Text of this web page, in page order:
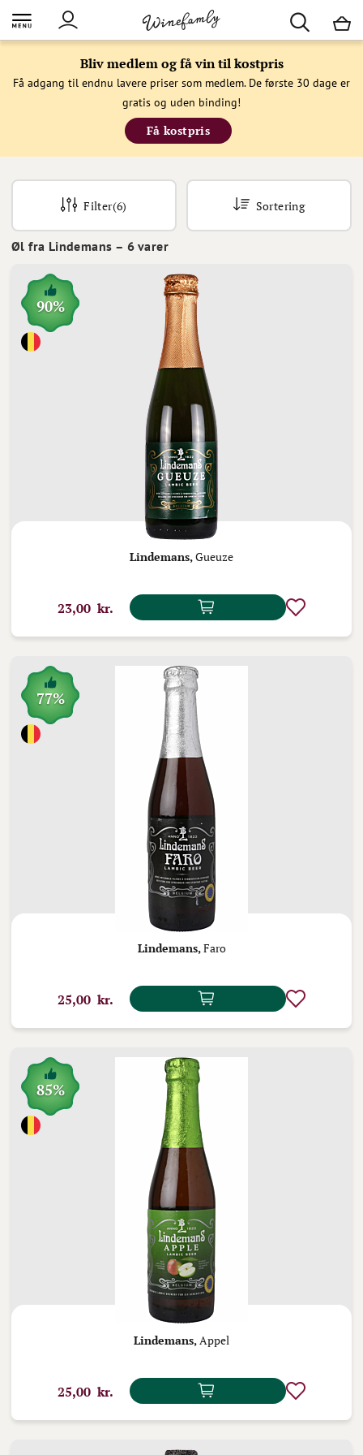
Bliv medlem og få vin til kostpris
Få adgang til endnu lavere priser som medlem. De første 30 dage er
gratis og uden binding!
Få kostpris
Øl fra Lindemans – 6 varer
Filter(6) Sortering
90%
Lindemans, Gueuze
23,00 kr.
77%
Lindemans,Faro
25,00 kr.
85%
Lindemans, Appel
25,00 kr.